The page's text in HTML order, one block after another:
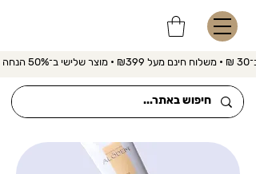
הנחה